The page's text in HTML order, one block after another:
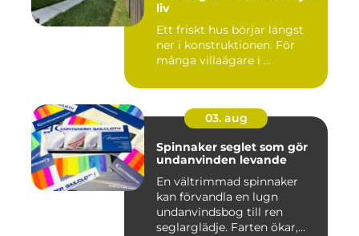
liv
Ett friskt hus börjar längst
ner i konstruktionen. För
många villaägare i ...
03. aug
Spinnaker seglet som gör
undanvinden levande
En vältrimmad spinnaker
kan förvandla en lugn
undanvindsbog till ren
seglarglädje. Farten ökar,